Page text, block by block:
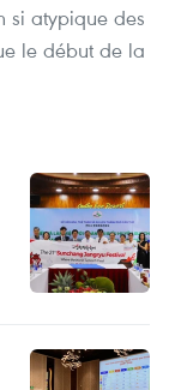
si atypique des
le début de la